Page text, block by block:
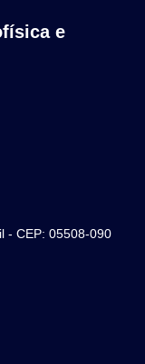
e
- CEP: 05508-090